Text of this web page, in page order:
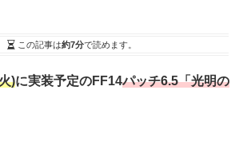
この記事は約7分で読めます。
)に実装予定のFF14パッチ6.5「光明の